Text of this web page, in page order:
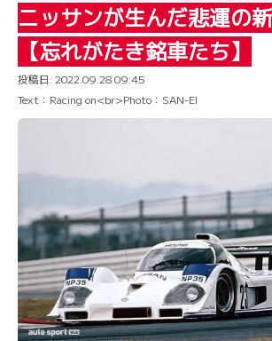
ニッサンが生んだ悲運の
【忘れがたき銘車たち】
投稿日: 2022.09.28 09:45
Text：Racing on<br>Photo：SAN-EI